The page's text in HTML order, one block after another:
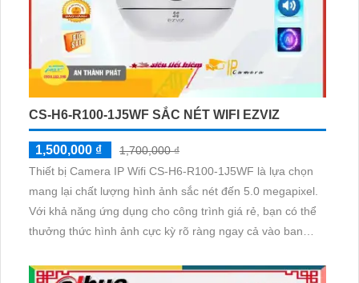
CS-H6-R100-1J5WF SẮC NÉT WIFI EZVIZ
1,500,000 ₫
1,700,000 ₫
Thiết bị Camera IP Wifi CS-H6-R100-1J5WF là lựa chọn
mang lại chất lượng hình ảnh sắc nét đến 5.0 megapixel.
Với khả năng ứng dụng cho công trình giá rẻ, bạn có thể
thưởng thức hình ảnh cực kỳ rõ ràng ngay cả vào ban
bị công nghệ IP Wifi tiên tiến, đảm bảo không giảm chất